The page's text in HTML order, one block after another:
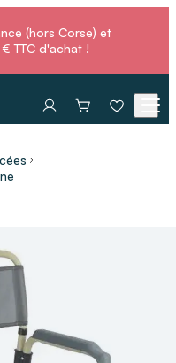
(hors Corse) et
€ TTC d'achat !